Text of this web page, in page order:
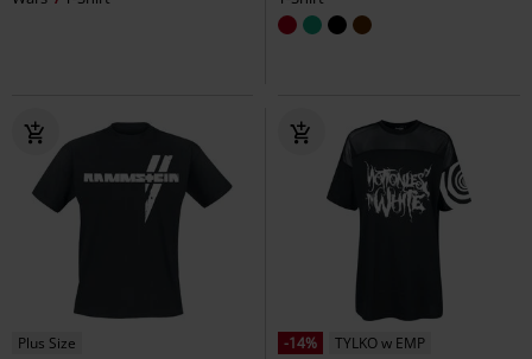
Plus Size -14%
TYLKO w EMP